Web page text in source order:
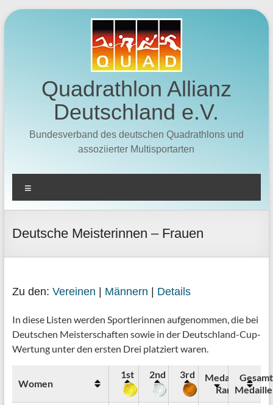
Zum
Inhalt
Quadrathlon Allianz
Deutschland e.V.
Bundesverband des deutschen Quadrathlons und
assoziierter Multisportarten
Deutsche Meisterinnen – Frauen
Zu den: Vereinen Männern Details
In diese Listen werden Sportlerinnen aufgenommen, die bei
Deutschen Meisterschaften sowie in der Deutschland-Cup-
Wertung unter den ersten Drei platziert waren.
Women
1st 2nd 3rd
Medaillen
Rang
Gesamt